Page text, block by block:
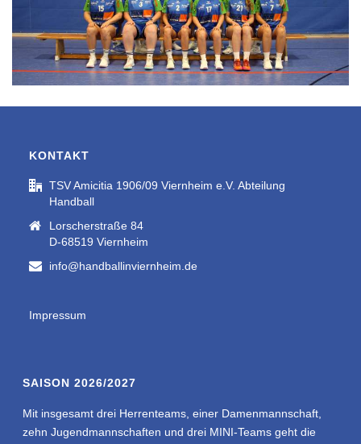
KONTAKT
TSV Amicitia 1906/09 Viernheim e.V. Abteilung
Handball
Lorscherstraße 84
D-68519 Viernheim
info@handballinviernheim.de
Impressum
SAISON 2026/2027
Mit insgesamt drei Herrenteams, einer Damenmannschaft,
zehn Jugendmannschaften und drei MINI-Teams geht die